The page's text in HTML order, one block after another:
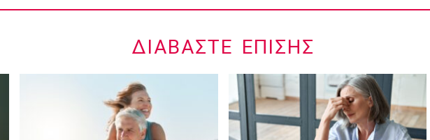
ΔΙΑΒΆΣΤΕ ΕΠΊΣΗΣ